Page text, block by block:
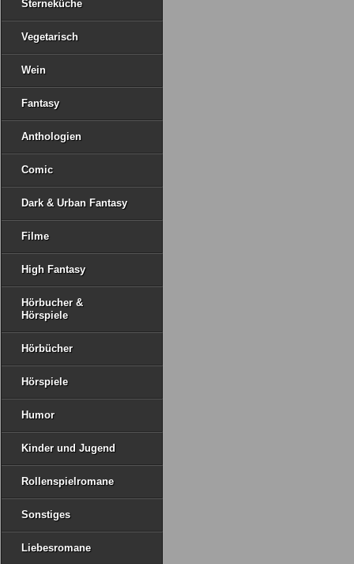
Sterneküche
Vegetarisch
Wein
Fantasy
Anthologien
Comic
Dark & Urban Fantasy
Filme
High Fantasy
Hörbucher &
Hörspiele
Hörbücher
Hörspiele
Humor
Kinder und Jugend
Rollenspielromane
Sonstiges
Liebesromane